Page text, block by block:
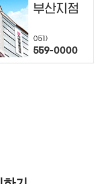
부산지점
051)
559-0000